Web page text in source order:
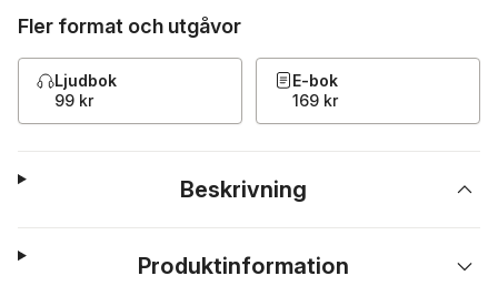
Fler format och utgåvor
Ljudbok
99 kr
E-bok
169 kr
Beskrivning
Produktinformation